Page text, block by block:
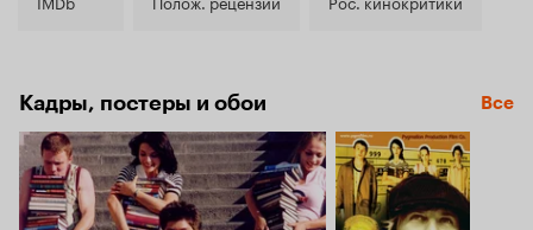
Кадры, постеры и обои Все